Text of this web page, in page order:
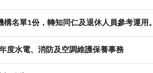
名單1份，轉知同仁及退休人員參考運用。
度水電、消防及空調維護保養事務